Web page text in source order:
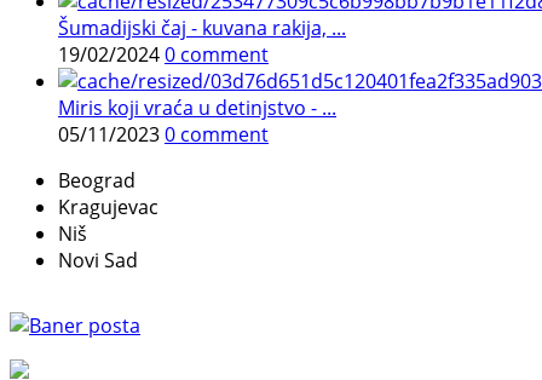
Šumadijski čaj - kuvana rakija, ...
19/02/20240 comment
Miris koji vraća u detinjstvo - ...
05/11/20230 comment
Beograd
Kragujevac
Niš
Novi Sad